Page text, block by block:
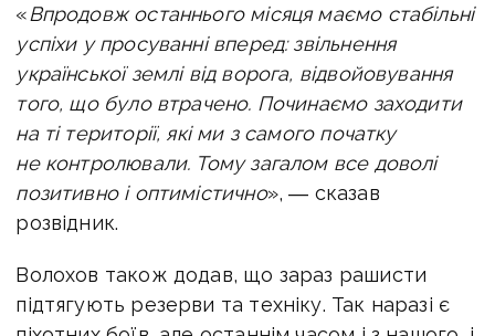
«Впродовж останнього місяця маємо стабільні
успіхи у просуванні вперед: звільнення
української землі від ворога, відвойовування
того, що було втрачено. Починаємо заходити
на ті території, які ми з самого початку
не контролювали. Тому загалом все доволі
позитивно і оптимістично», ― сказав
розвідник.
Волохов також додав, що зараз рашисти
підтягують резерви та техніку. Так наразі є